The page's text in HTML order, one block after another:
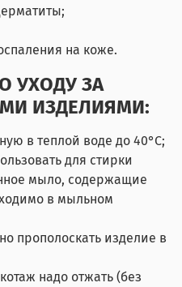
на коже.
УХОДУ ЗА
ИЗДЕЛИЯМИ:
в теплой воде до 40°С;
для стирки
мыло, содержащие
в мыльном
прополоскать изделие в
надо отжать (без